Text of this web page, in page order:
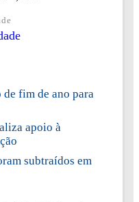
de fim de ano para
apoio à
subtraídos em